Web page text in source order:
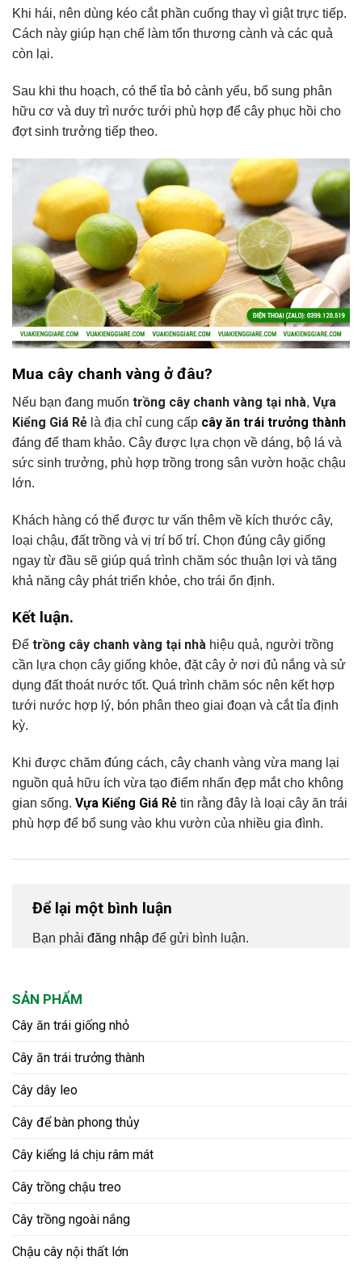
SẢN PHẨM
Cây ăn trái giống nhỏ
Cây ăn trái trưởng thành
Cây dây leo
Cây để bàn phong thủy
Cây kiểng lá chịu râm mát
Cây trồng chậu treo
Cây trồng ngoài nắng
Chậu cây nội thất lớn
Khi hái, nên dùng kéo cắt phần cuống thay vì giật trực tiếp.
Cách này giúp hạn chế làm tổn thương cành và các quả
còn lại.
Sau khi thu hoạch, có thể tỉa bỏ cành yếu, bổ sung phân
hữu cơ và duy trì nước tưới phù hợp để cây phục hồi cho
đợt sinh trưởng tiếp theo.
Mua cây chanh vàng ở đâu?
Nếu bạn đang muốn trồng cây chanh vàng tại nhà, Vựa
Kiểng Giá Rẻ là địa chỉ cung cấp cây ăn trái trưởng thành
đáng để tham khảo. Cây được lựa chọn về dáng, bộ lá và
sức sinh trưởng, phù hợp trồng trong sân vườn hoặc chậu
lớn.
Khách hàng có thể được tư vấn thêm về kích thước cây,
loại chậu, đất trồng và vị trí bố trí. Chọn đúng cây giống
ngay từ đầu sẽ giúp quá trình chăm sóc thuận lợi và tăng
khả năng cây phát triển khỏe, cho trái ổn định.
Kết luận.
Để trồng cây chanh vàng tại nhà hiệu quả, người trồng
cần lựa chọn cây giống khỏe, đặt cây ở nơi đủ nắng và sử
dụng đất thoát nước tốt. Quá trình chăm sóc nên kết hợp
tưới nước hợp lý, bón phân theo giai đoạn và cắt tỉa định
kỳ.
Khi được chăm đúng cách, cây chanh vàng vừa mang lại
nguồn quả hữu ích vừa tạo điểm nhấn đẹp mắt cho không
gian sống. Vựa Kiểng Giá Rẻ tin rằng đây là loại cây ăn trái
phù hợp để bổ sung vào khu vườn của nhiều gia đình.
Để lại một bình luận
Bạn phải đăng nhập để gửi bình luận.